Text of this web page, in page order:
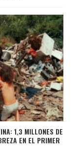
1,3 MILLONES DE
EN EL PRIMER